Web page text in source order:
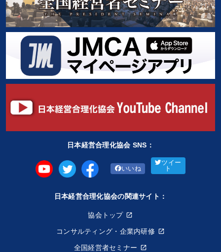
日本経営合理化協会 SNS：
いいね
ツイー
ト
日本経営合理化協会の関連サイト：
協会トップ
コンサルティング・企業内研修
全国経営者セミナー